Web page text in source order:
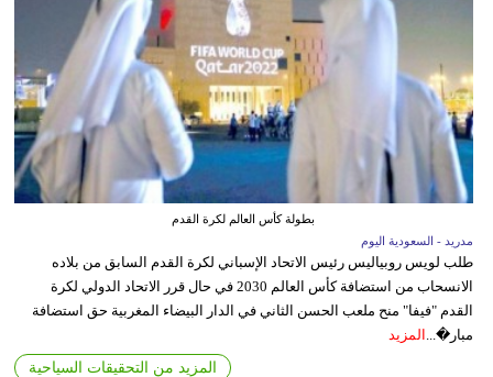
بطولة كأس العالم لكرة القدم
مدريد - السعودية اليوم
طلب لويس روبياليس رئيس الاتحاد الإسباني لكرة القدم السابق من بلاده
الانسحاب من استضافة كأس العالم 2030 في حال قرر الاتحاد الدولي لكرة
القدم "فيفا" منح ملعب الحسن الثاني في الدار البيضاء المغربية حق استضافة
مبار�... المزيد
المزيد من التحقيقات السياحية